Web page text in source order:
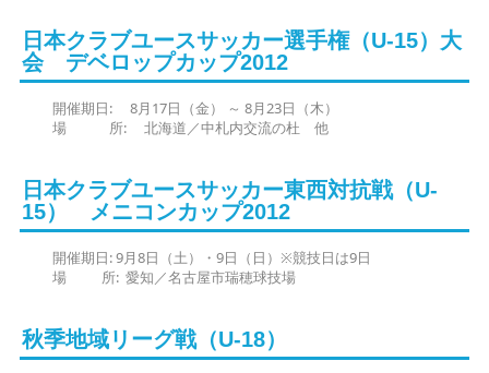
日本クラブユースサッカー選手権（U-15）大
会 デベロップカップ2012
開催期日: 8月17日（金） ～ 8月23日（木）
場 所: 北海道／中札内交流の杜 他
日本クラブユースサッカー東西対抗戦（U-
15） メニコンカップ2012
開催期日: 9月8日（土）・9日（日）※競技日は9日
場 所: 愛知／名古屋市瑞穂球技場
秋季地域リーグ戦（U-18）